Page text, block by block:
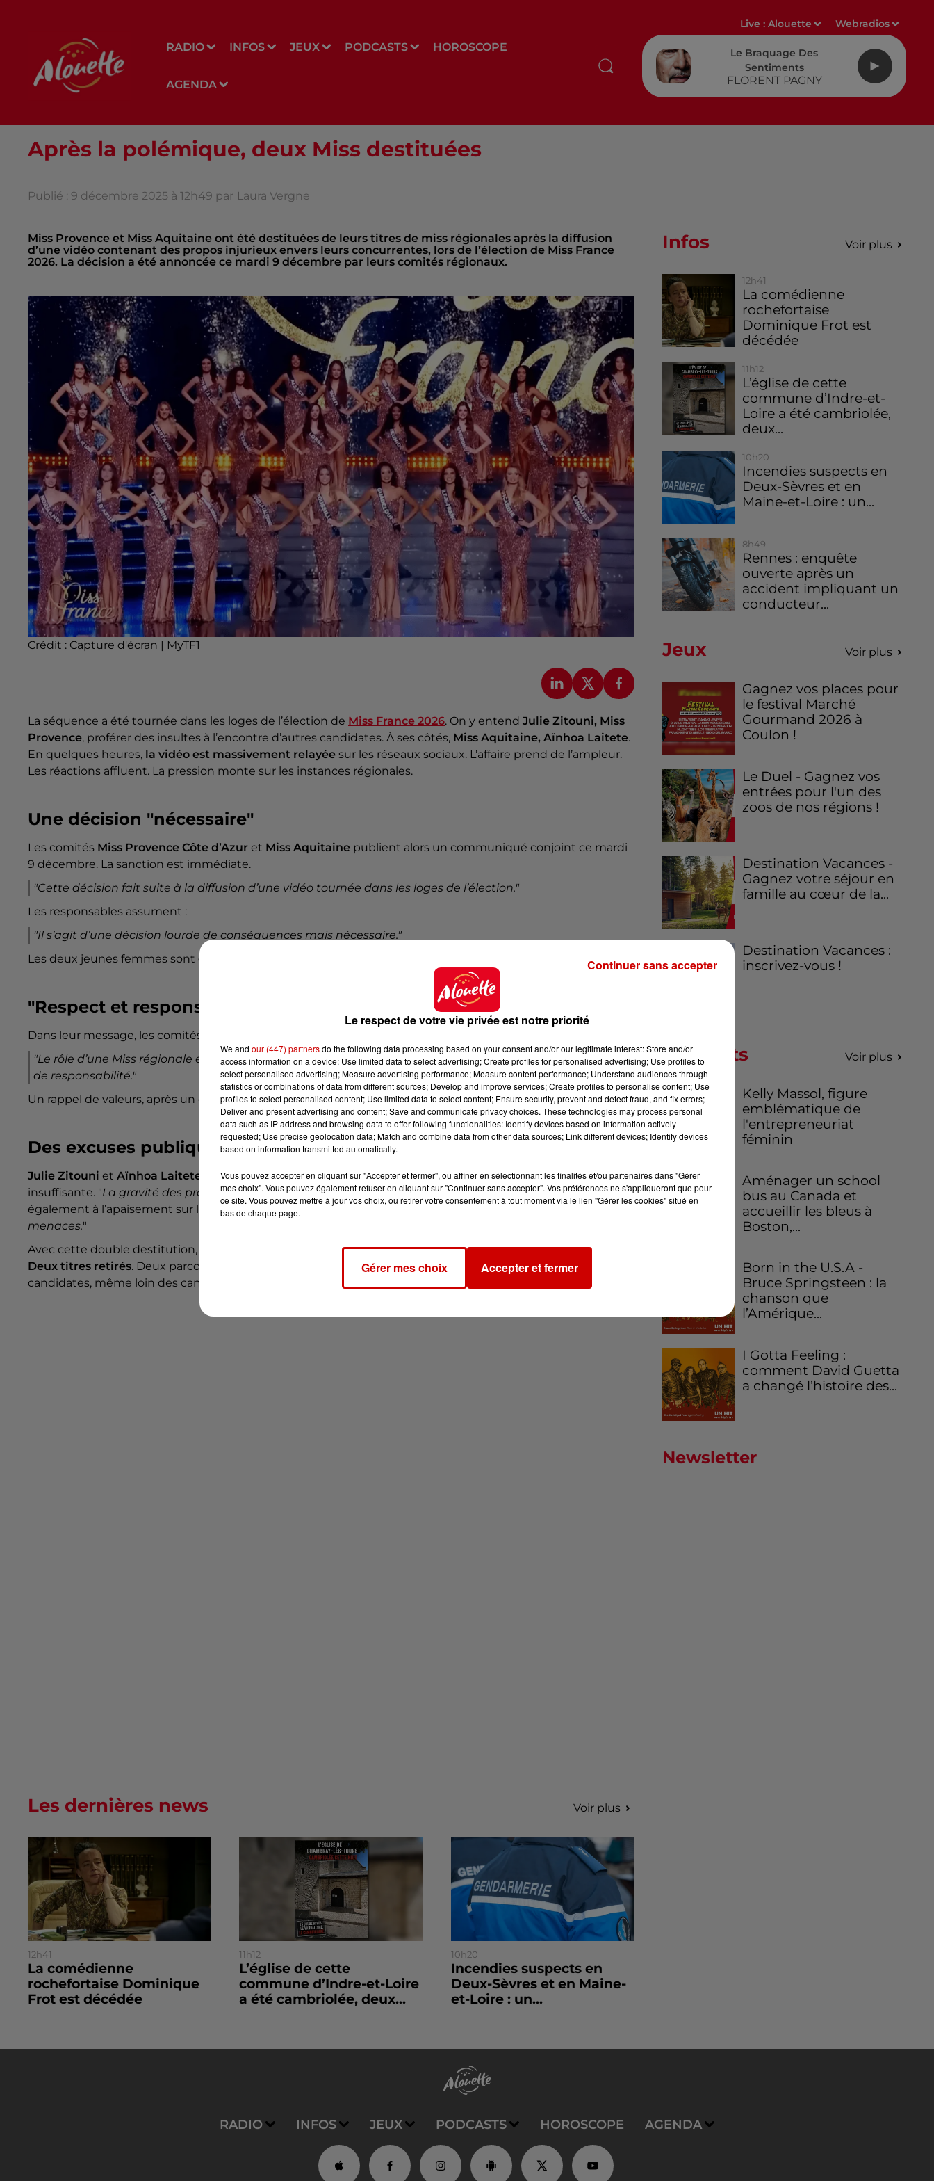
RADIO INFOS JEUX PODCASTS HOROSCOPE
AGENDA
Live :Alouette Webradios
Le Braquage Des
Sentiments
FLORENT PAGNY
Après la polémique, deux Miss destituées
Publié : 9 décembre 2025 à 12h49 par Laura Vergne
Miss Provence et Miss Aquitaine ont été destituées de leurs titres de miss régionales après la diffusion
d’une vidéo contenant des propos injurieux envers leurs concurrentes, lors de l’élection de Miss France
2026. La décision a été annoncée ce mardi 9 décembre par leurs comités régionaux.
Crédit : Capture d'écran | MyTF1
La séquence a été tournée dans les loges de l’élection de Miss France 2026. On y entend Julie Zitouni, Miss
Provence, proférer des insultes à l’encontre d’autres candidates. À ses côtés, Miss Aquitaine, Aïnhoa Laitete.
En quelques heures, la vidéo est massivement relayée sur les réseaux sociaux. L’affaire prend de l’ampleur.
Les réactions affluent. La pression monte sur les instances régionales.
Une décision "nécessaire"
Les comités Miss Provence Côte d’Azur et Miss Aquitaine publient alors un communiqué conjoint ce mardi
9 décembre. La sanction est immédiate.
"Cette décision fait suite à la diffusion d’une vidéo tournée dans les loges de l’élection."
Les responsables assument :
"Il s’agit d’une décision lourde de conséquences mais nécessaire."
Les deux jeunes femmes sont destituées de leurs titres régionaux pour l'année 2026.
"Respect et responsabilité"
Dans leur message, les comités rappellent le sens du titre :
"Le rôle d’une Miss régionale est d’être une ambassadrice de sa région... Un visage de sérieux, de respect et
de responsabilité."
Un rappel de valeurs, après un épisode jugé incompatible avec l’image que doivent incarner les candidates.
Des excuses publiques
Julie Zitouni et Aïnhoa Laitete
ont présenté des excuses publiques. Une démarche reconnue, mais jugée
insuffisante. "La gravité des propos rend impossible le maintien de leur titre."Les comités appellent
également à l’apaisement sur les réseaux sociaux. "
Aucune faute ne justifie la haine, l’acharnement ou les
menaces."
Avec cette double destitution, l’
se retrouve durablementmarquéepar cette affaire.
Deux titres retirés. Deux parcours stoppés net. Et une polémique qui rappelle l’exposition permanente des
candidates, même loin des caméras.
Infos Voir plus
12h41
La comédienne
rochefortaise
Dominique Frot est
décédée
11h12
L’église de cette
commune d’Indre-et-
Loire a été cambriolée,
deux...
10h20
Incendies suspects en
Deux-Sèvres et en
Maine-et-Loire : un...
8h49
Rennes : enquête
ouverte après un
accident impliquant un
conducteur...
Jeux Voir plus
Gagnez vos places pour
le festival Marché
Gourmand 2026 à
Coulon !
Le Duel - Gagnez vos
entrées pour l'un des
zoos de nos régions !
Destination Vacances -
Gagnez votre séjour en
famille au cœur de la...
Destination Vacances :
inscrivez-vous !
Podcasts Voir plus
Kelly Massol, figure
emblématique de
l'entrepreneuriat
féminin
Aménager un school
bus au Canada et
accueillir les bleus à
Boston,...
Born in the U.S.A -
Bruce Springsteen : la
chanson que
l’Amérique...
I Gotta Feeling :
comment David Guetta
a changé l’histoire des...
Newsletter
Les dernières news Voir plus
12h41
La comédienne
rochefortaise Dominique
Frot est décédée
11h12
L’église de cette
commune d’Indre-et-Loire
a été cambriolée, deux...
10h20
Incendies suspects en
Deux-Sèvres et en Maine-
et-Loire : un...
RADIO INFOS JEUX PODCASTS HOROSCOPE AGENDA
Le respect de votre vie privée est notre priorité
We and our (447) partnersdo the following data processing based on your consent and/or our legitimate interest: Store and/or
access information on a device; Use limited data to select advertising; Create profiles for personalised advertising; Use profiles to
select personalised advertising; Measure advertising performance; Measure content performance; Understand audiences through
statistics or combinations of data from different sources; Develop and improve services; Create profiles to personalise content; Use
profiles to select personalised content; Use limited data to select content; Ensure security, prevent and detect fraud, and fix errors;
Deliver and present advertising and content; Save and communicate privacy choices. These technologies may process personal
data such as IP address and browsing data to offer following functionalities: Identify devices based on information actively
requested; Use precise geolocation data; Match and combine data from other data sources; Link different devices; Identify devices
based on information transmitted automatically.
Vous pouvez accepter en cliquant sur "Accepter et fermer", ou affiner en sélectionnant les finalités et/ou partenaires dans "Gérer
mes choix". Vous pouvez également refuser en cliquant sur "Continuer sans accepter". Vos préférences ne s'appliqueront que pour
ce site. Vous pouvez mettre à jour vos choix, ou retirer votre consentement à tout moment via le lien "Gérer les cookies" situé en
bas de chaque page.
Gérer mes choix Accepter et fermer
Continuer sans accepter